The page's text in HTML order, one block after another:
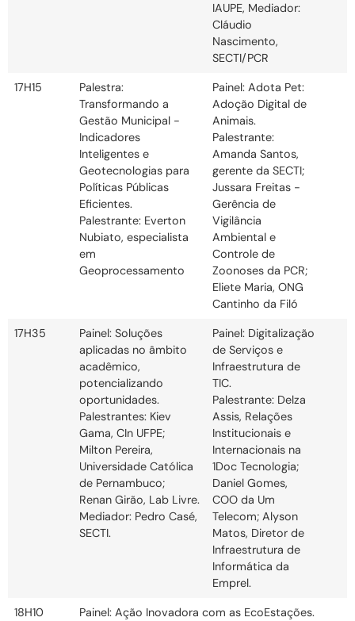
IAUPE, Mediador:
Cláudio
Nascimento,
SECTI/PCR
17H15
Palestra:
Transformando a
Gestão Municipal -
Indicadores
Inteligentes e
Geotecnologias para
Políticas Públicas
Eficientes.
Palestrante: Everton
Nubiato, especialista
em
Geoprocessamento
Painel: Adota Pet:
Adoção Digital de
Animais.
Palestrante:
Amanda Santos,
gerente da SECTI;
Jussara Freitas -
Gerência de
Vigilância
Ambiental e
Controle de
Zoonoses da PCR;
Eliete Maria, ONG
Cantinho da Filó
17H35
Painel: Soluções
aplicadas no âmbito
acadêmico,
potencializando
oportunidades.
Palestrantes: Kiev
Gama, CIn UFPE;
Milton Pereira,
Universidade Católica
de Pernambuco;
Renan Girão, Lab Livre.
Mediador: Pedro Casé,
SECTI.
Painel: Digitalização
de Serviços e
Infraestrutura de
TIC.
Palestrante: Delza
Assis, Relações
Institucionais e
Internacionais na
1Doc Tecnologia;
Daniel Gomes,
COO da Um
Telecom; Alyson
Matos, Diretor de
Infraestrutura de
Informática da
Emprel.
18H10
Painel: Ação Inovadora com as EcoEstações.